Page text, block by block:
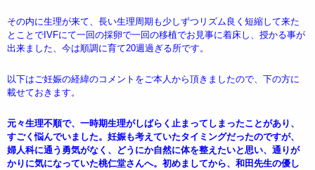
その内に生理が来て、長い生理周期も少しずつリズム良く短縮して来た
とことでIVFにて一回の採卵で一回の移植でお見事に着床し、授かる事が
出来ました、今は順調に育て20週過ぎる所です。
以下はご妊娠の経緯のコメントをご本人から頂きましたので、下の方に
載せておきます。
元々生理不順で、一時期生理がしばらく止まってしまったことがあり、
すごく悩んでいました。妊娠も考えていたタイミングだったのですが、
婦人科に通う勇気がなく、どうにか自然に体を整えたいと思い、通りが
かりに気になっていた桃仁堂さんへ。初めましてから、和田先生の優し